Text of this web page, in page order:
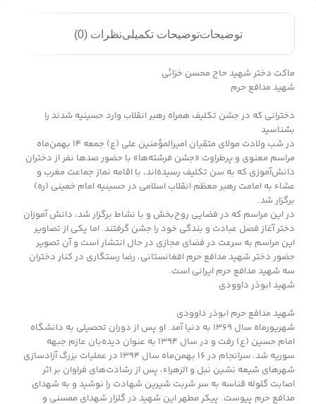
توضیحاتتوضیحات تکمیلینظرات (0)
ماکت دختر شهید حاج محسن خزائی
شهید مدافع حرم
دخترانی که در جشن تکلیف همراه رهبر انقلاب وارد حسینیه شدند را
بشناسید
در شب ولادت مولای متقیان امیرالمؤمنین علی (ع) جمعه ۱۴ بهمن‌ماه
مراسم معنوی و پرطراوت «جشن فرشته‌ها» با حضور صدها نفر از دختران
دانش‌آموزی که به سن تکلیف رسیده‌اند، با اقامه نماز جماعت مغرب و
عشاء به امامت رهبر معظم انقلاب اسلامی در حسینیه امام خمینی (ره)
برگزار شد.
در این مراسم که در فضایی روح‌بخش و با نشاط برگزار شد، دانش آموزان
دختر آغاز فصل عبادت و بندگی خود را جشن گرفتند. اما یکی از تصاویر
این مراسم به سرعت در فضای مجازی در حال انتشار است و آن تصویر
حضور دختر شهید مدافع حرم افغانستانی، رضا رستگاری در کنار دختران
سه شهید مدافع حرم ایرانی است.
شهید ابوذر داوودی
شهید مدافع حرم ابوذر داوودی
شهریورماه سال ۱۳۶۹ به دنیا آمد. او پس از دوران تحصیلی به دانشگاه
امام حسین (ع) رفت و در سال ۱۳۹۴ به عنوان دیده‌بان عازم جبهه
سوریه شد. سرانجام در ۱۶ بهمن‌ماه سال ۱۳۹۴ در عملیات بزرگ آزادسازی
شهرهای شیعه نشین نبل و الزهراء، پس از رشادت‌های فراوان بر اثر
اصابت گلوله قناسه به سر شربت شیرین شهادت را نوشید و به شهدای
مدافع حرم پیوست. پیکر مطهر این شهید در گلزار شهدای ممسنی و